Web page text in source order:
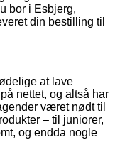
bor i Esbjerg,
din bestilling til
at lave
nettet, og altså har
været nødt til
– til juniorer,
og endda nogle